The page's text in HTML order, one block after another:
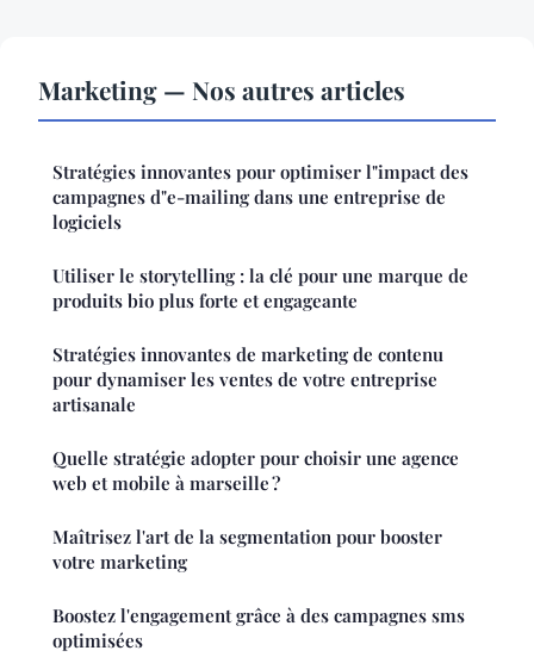
Marketing — Nos autres articles
Stratégies innovantes pour optimiser l"impact des
campagnes d"e-mailing dans une entreprise de
logiciels
Utiliser le storytelling : la clé pour une marque de
produits bio plus forte et engageante
Stratégies innovantes de marketing de contenu
pour dynamiser les ventes de votre entreprise
artisanale
Quelle stratégie adopter pour choisir une agence
web et mobile à marseille ?
Maîtrisez l'art de la segmentation pour booster
votre marketing
Boostez l'engagement grâce à des campagnes sms
optimisées